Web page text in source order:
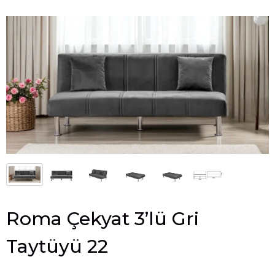
Roma Çekyat 3’lü Gri
Taytüyü 22